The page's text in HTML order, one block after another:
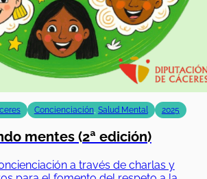
Concienciación, Salud Mental 2025
mentes (2ª edición)
a través de charlas y